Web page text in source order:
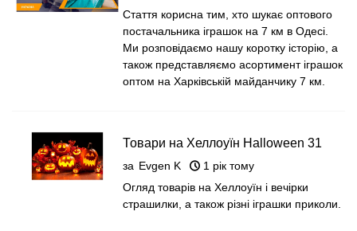
Стаття корисна тим, хто шукає оптового
постачальника іграшок на 7 км в Одесі.
Ми розповідаємо нашу коротку історію, а
також представляємо асортимент іграшок
оптом на Харківській майданчику 7 км.
Товари на Хеллоуїн Halloween 31
жовтня 2025 року
за Evgen K
1 рік тому
Огляд товарів на Хеллоуїн і вечірки
страшилки, а також різні іграшки приколи.